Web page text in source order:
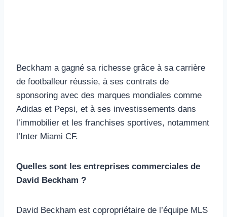
Beckham a gagné sa richesse grâce à sa carrière
de footballeur réussie, à ses contrats de
sponsoring avec des marques mondiales comme
Adidas et Pepsi, et à ses investissements dans
l’immobilier et les franchises sportives, notamment
l’Inter Miami CF.
Quelles sont les entreprises commerciales de
David Beckham ?
David Beckham est copropriétaire de l’équipe MLS